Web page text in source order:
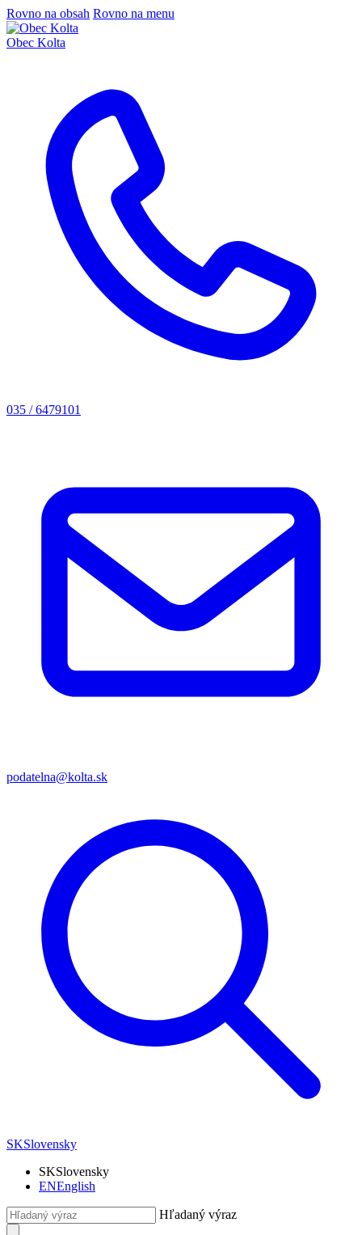
Rovno na obsah Rovno na menu
Obec Kolta
035 / 6479101
podatelna@kolta.sk
SKSlovensky
SKSlovensky
ENEnglish
Hľadaný výraz